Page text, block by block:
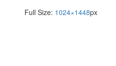
Full Size: 1024×1448px